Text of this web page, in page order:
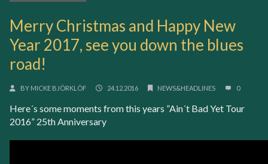
Merry Christmas and Happy New
Year 2017, see you down the blues
road!
BY MICKE BJÖRKLÖF 24.12.2016 NEWS&HEADLINES 0
Here´s some moments from this years ”Ain´t Bad Yet Tour
2016” 25th Anniversary